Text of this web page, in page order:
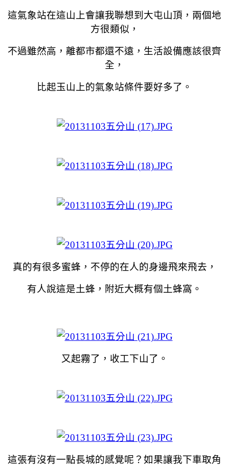
這氣象站在這山上會讓我聯想到大屯山頂，兩個地
方很類似，
不過雖然高，離都市都還不遠，生活設備應該很齊
全，
比起玉山上的氣象站條件要好多了。
真的有很多蜜蜂，不停的在人的身邊飛來飛去，
有人說這是土蜂，附近大概有個土蜂窩。
又起霧了，收工下山了。
這張有沒有一點長城的感覺呢？如果讓我下車取角